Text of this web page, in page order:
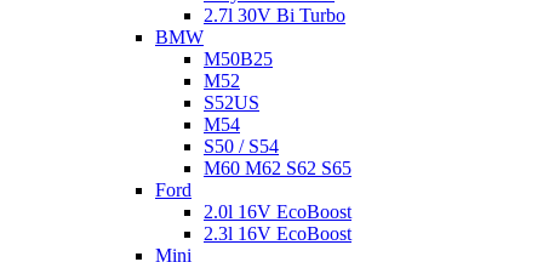
2.7l 30V Bi Turbo
BMW
M50B25
M52
S52US
M54
S50 / S54
M60 M62 S62 S65
Ford
2.0l 16V EcoBoost
2.3l 16V EcoBoost
Mini